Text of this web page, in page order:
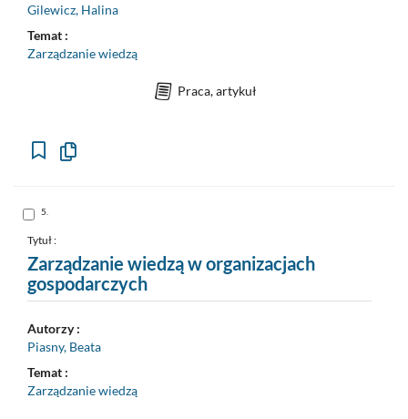
Gilewicz, Halina
Temat :
Zarządzanie wiedzą
Praca, artykuł
Kopiuj
Skocz
nr
5
5.
Tytuł :
Zarządzanie wiedzą w organizacjach
gospodarczych
Autorzy :
Piasny, Beata
Temat :
Zarządzanie wiedzą